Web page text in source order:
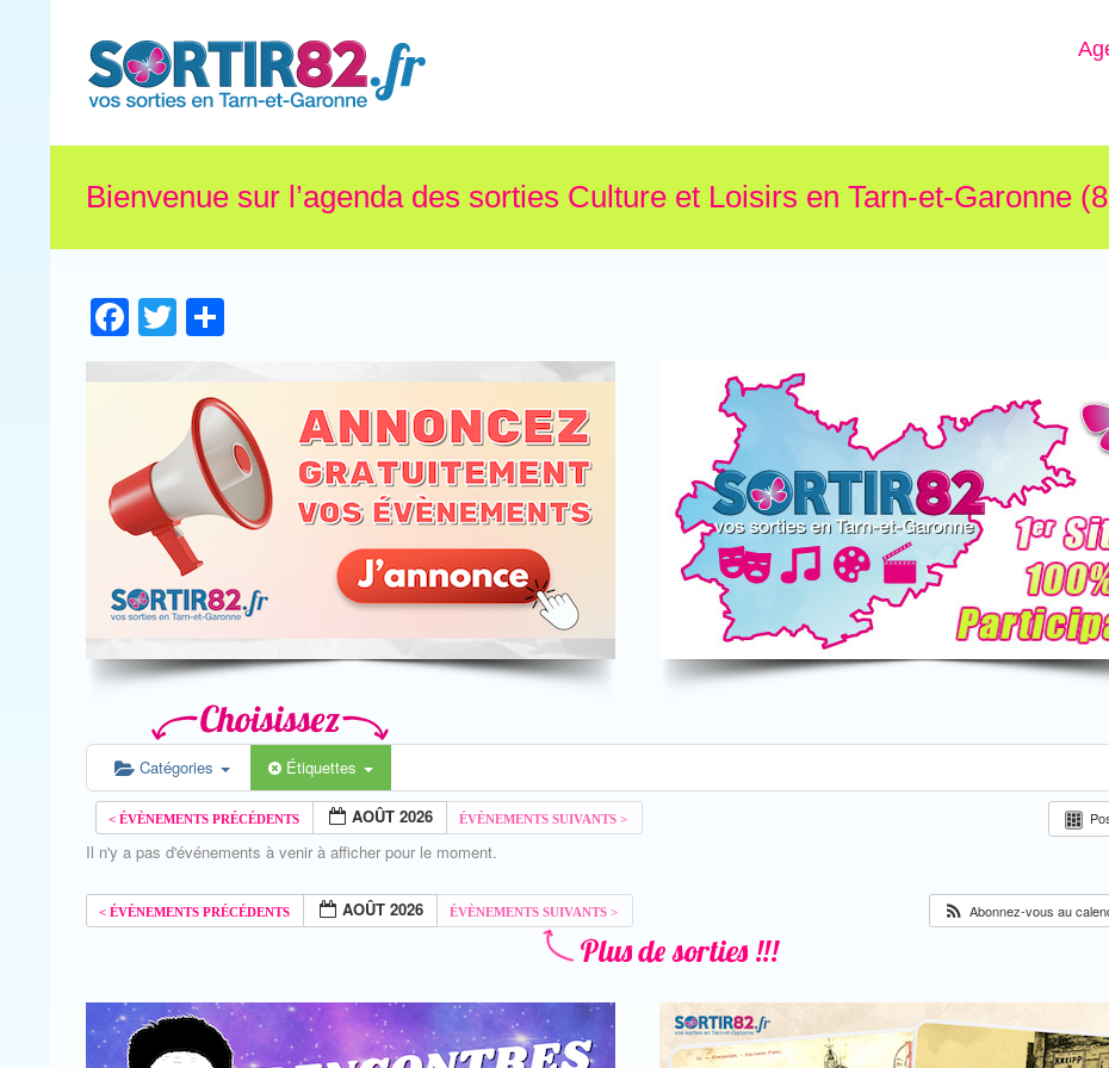
Bienvenue sur l’agenda des sorties Culture et Loisirs en Tarn-et-Garonne
Facebook
Twitter
Catégories Étiquettes
AOÛT 2026
Il n'y a pas d'événements à venir à afficher pour le moment.
AOÛT 2026 Abonnez-vous au